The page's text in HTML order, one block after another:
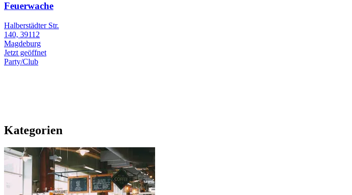
Feuerwache
Halberstädter Str.
140, 39112
Magdeburg
Jetzt geöffnet
Party/Club
Kategorien